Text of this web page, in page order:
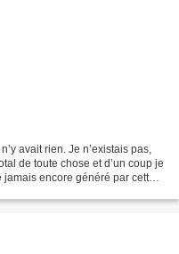
avait rien. Je n’existais pas,
de toute chose et d’un coup je
encore généré par cette